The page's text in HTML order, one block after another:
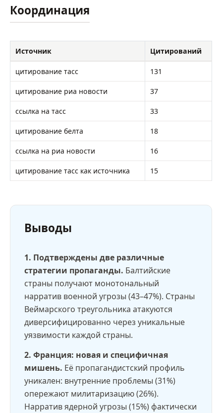
Координация
Источник Цитирований
цитирование тасс 131
цитирование риа новости 37
ссылка на тасс 33
цитирование белта 18
ссылка на риа новости 16
цитирование тасс как источника 15
Выводы
1. Подтверждены две различные
стратегии пропаганды. Балтийские
страны получают монотональный
нарратив военной угрозы (43–47%). Страны
Веймарского треугольника атакуются
диверсифицированно через уникальные
уязвимости каждой страны.
2. Франция: новая и специфичная
мишень. Её пропагандистский профиль
уникален: внутренние проблемы (31%)
опережают милитаризацию (26%).
Нарратив ядерной угрозы (15%) фактически